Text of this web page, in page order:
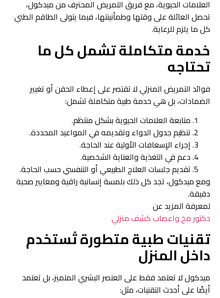
العلامات الحيوية، مع فريق التمريض المحترف من ميدكول،
تحصل العائلة على وقتها وطمأنينتها، فيما يتولى الطاقم الطبي
كل ما يلزم للرعاية.
خدمة متكاملة تشمل كل ما
تحتاجه
فوائد التمريض المنزلي لا تقتصر على إعطاء الحقن أو تغيير
الضمادات، بل هي خدمة طبية متكاملة تشمل:
متابعة العلامات الحيوية بشكل منتظم.
تنظيم جدول الدواء وتقديمه في المواعيد المحددة.
إجراء الإسعافات الأولية عند الحاجة.
دعم في التغذية والعناية الشخصية.
تقديم جلسات العلاج الطبيعي أو التنفسي حسب الحاجة.
ومع ميدكول، تجد كل ذلك بلمسة إنسانية راقية ومعايير صحية
دقيقة.
لمعرفة المزيد عن
دكتور مخ واعصاب كشف منزلي
تقنيات طبية متطورة تُستخدم
داخل المنزل
ميدكول لا تعتمد فقط على العنصر البشري المتميز، بل تعتمد
أيضًا على أحدث التقنيات، مثل: